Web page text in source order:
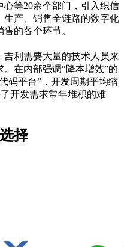
等20余个部门，引入织信
产、销售全链路的数字化
的各个环节。
利需要大量的技术人员来
在内部强调“降本增效”的
码平台”，开发周期平均缩
开发需求常年堆积的难
择